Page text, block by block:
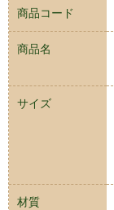
商品コード
商品名
サイズ
材質